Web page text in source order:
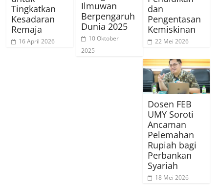
Tingkatkan
Kesadaran
Remaja
16 April 2026
Ilmuwan
Berpengaruh
Dunia 2025
10 Oktober
2025
dan
Pengentasan
Kemiskinan
22 Mei 2026
Dosen FEB
UMY Soroti
Ancaman
Pelemahan
Rupiah bagi
Perbankan
Syariah
18 Mei 2026